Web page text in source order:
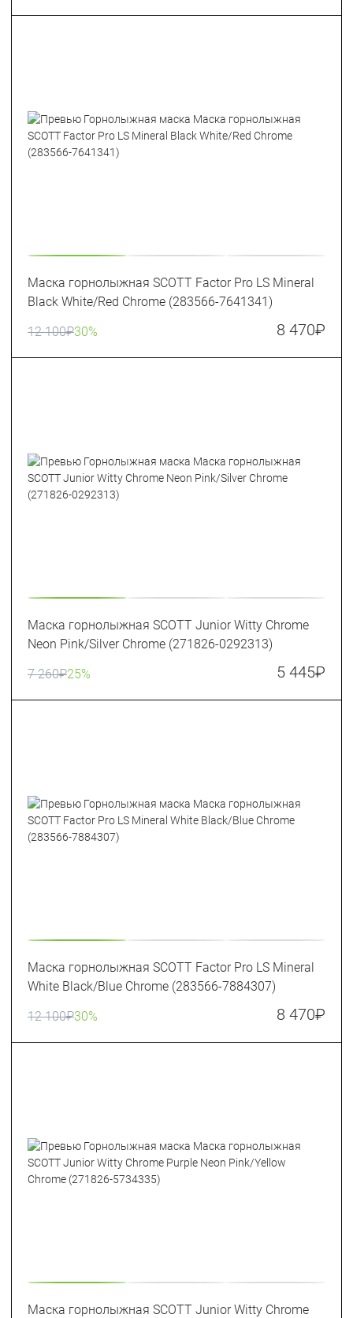
Маска горнолыжная SCOTT Factor Pro LS Mineral
Black White/Red Chrome (283566-7641341)
12 100₽30% 8 470₽
Маска горнолыжная SCOTT Junior Witty Chrome
Neon Pink/Silver Chrome (271826-0292313)
7 260₽25% 5 445₽
Маска горнолыжная SCOTT Factor Pro LS Mineral
White Black/Blue Chrome (283566-7884307)
12 100₽30% 8 470₽
Маска горнолыжная SCOTT Junior Witty Chrome